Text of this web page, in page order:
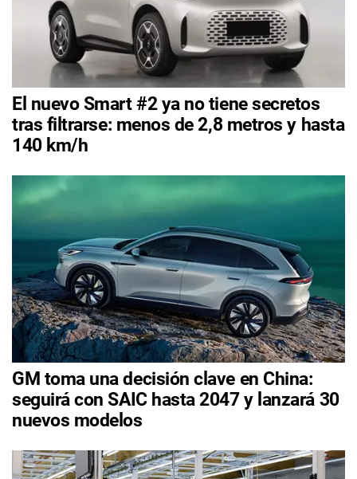
El nuevo Smart #2 ya no tiene secretos
tras filtrarse: menos de 2,8 metros y hasta
140 km/h
GM toma una decisión clave en China:
seguirá con SAIC hasta 2047 y lanzará 30
nuevos modelos